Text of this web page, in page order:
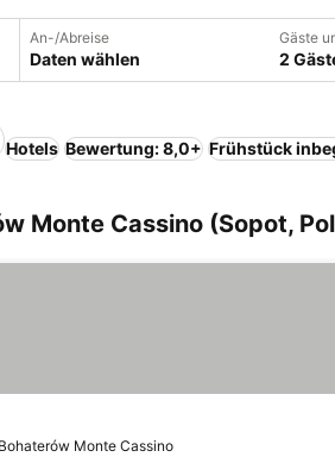
An-/Abreise
Daten wählen
Gäste
2
Hotels Bewertung: 8,0+ Frühstück
Monte Cassino (Sopot,
Monte Cassino